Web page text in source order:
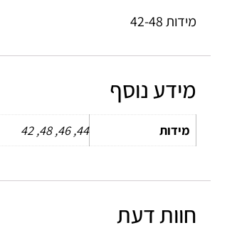
מידות 42-48
מידע נוסף
מידות 44, 46, 48, 42
חוות דעת